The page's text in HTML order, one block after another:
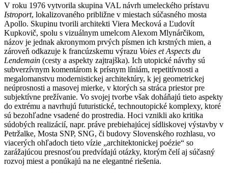
V roku 1976 vytvorila skupina VAL návrh umeleckého prístavu
Istroport, lokalizovaného približne v miestach súčasného mosta
Apollo. Skupinu tvorili architekti Viera Mecková a Ľudovít
Kupkovič, spolu s vizuálnym umelcom Alexom Mlynárčikom,
názov je jednak akronymom prvých písmen ich krstných mien, a
zároveň odkazuje k francúzskemu výrazu Voies et Aspects du
Lendemain (cesty a aspekty zajtrajška). Ich utopické návrhy sú
subverzívnym komentárom k prísnym líniám, repetitívnosti a
megalomanstvu modernistickej architektúry, k jej geometrickej
neúprosnosti a masovej mierke, v ktorých sa stráca priestor pre
subjektívne prežívanie. Vo svojej tvorbe však doháňajú tieto aspekty
do extrému a navrhujú futuristické, technoutopické komplexy, ktoré
sú bezohľadne vsadené do prostredia. Hoci vznikli ako kritika
súdobých realizácií, napr. práve prebiehajúcej sídliskovej výstavby v
Petržalke, Mosta SNP, SNG, či budovy Slovenského rozhlasu, vo
viacerých ohľadoch tieto vízie „architektonickej poézie“ so
zarážajúcou presnosťou predvídajú otázky, ktorým čelí aj súčasný
rozvoj miest a ponúkajú na ne elegantné riešenia.